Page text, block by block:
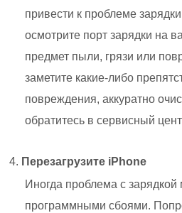
привести к проблеме
осмотрите порт зарядки на
предмет пыли, грязи или
заметите какие-либо
повреждения, аккуратно
обратитесь в сервисный
Перезагрузите iPhone
Иногда проблема с
программными сбоями.